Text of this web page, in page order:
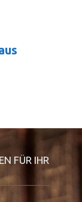
FÜR IHR